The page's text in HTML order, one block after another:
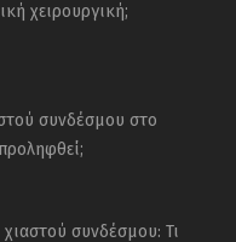
χειρουργική;
συνδέσμου στο
συνδέσμου: Τι